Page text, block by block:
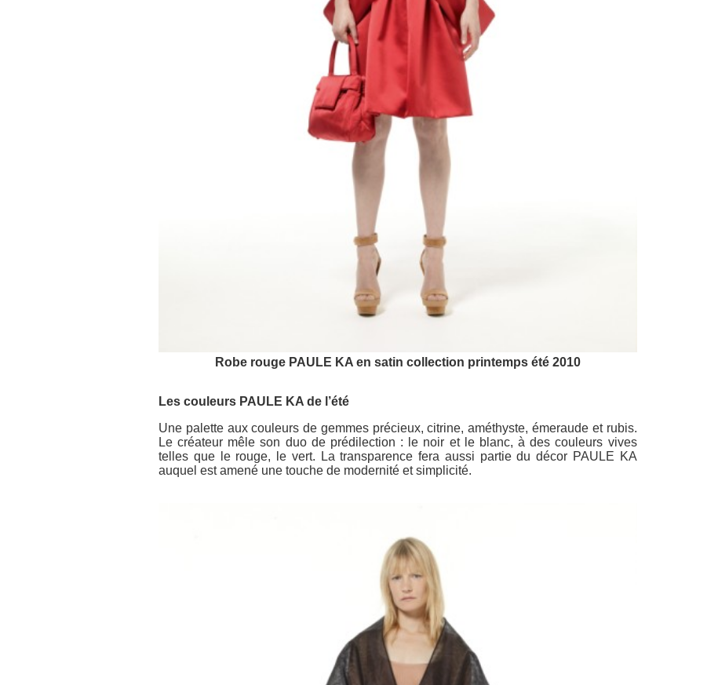
Robe rouge PAULE KA en satin collection printemps été 2010
Les couleurs PAULE KA de l’été
Une palette aux couleurs de gemmes précieux, citrine, améthyste, émeraude et rubis.
Le créateur mêle son duo de prédilection : le noir et le blanc, à des couleurs vives
telles que le rouge, le vert. La transparence fera aussi partie du décor PAULE KA
auquel est amené une touche de modernité et simplicité.